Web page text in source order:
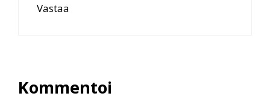
Vastaa
Kommentoi